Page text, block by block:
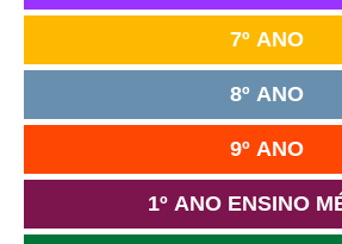
7º ANO
8º ANO
9º ANO
1º ANO ENSINO